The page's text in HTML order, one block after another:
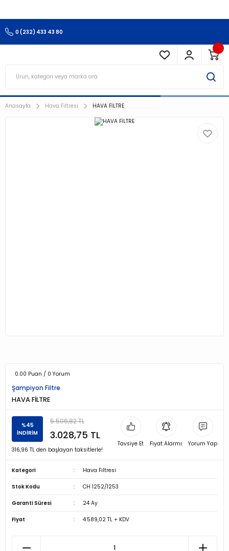
0 (232) 433 43 80
Anasayfa Hava Filtresi HAVA FİLTRE
0.00 Puan / 0 Yorum
Şampiyon Filtre
HAVA FİLTRE
%45
İNDİRİM
5.506,82 TL
3.028,75 TL
316,96 TL den başlayan taksitlerle!
Tavsiye Et Fiyat Alarmı Yorum Yap
Kategori Hava Filtresi
Stok Kodu CH 1252/1253
Garanti Süresi 24 Ay
Fiyat 4.589,02 TL + KDV